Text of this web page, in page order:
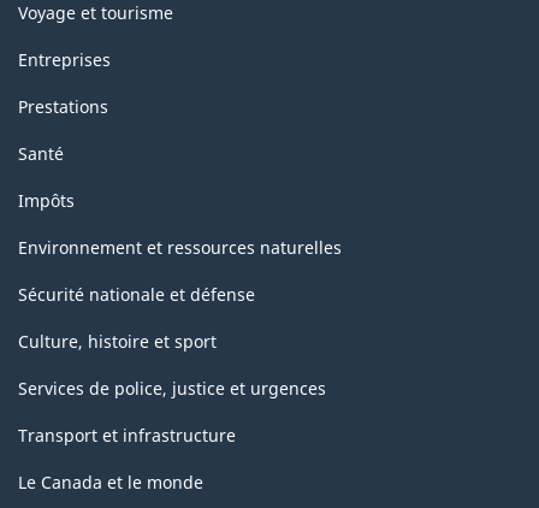
1950
des
Nations
Unies)
-
la
classification
Voyage et tourisme
Entreprises
Prestations
Santé
Impôts
Environnement et ressources naturelles
Sécurité nationale et défense
Culture, histoire et sport
Services de police, justice et urgences
Transport et infrastructure
Le Canada et le monde